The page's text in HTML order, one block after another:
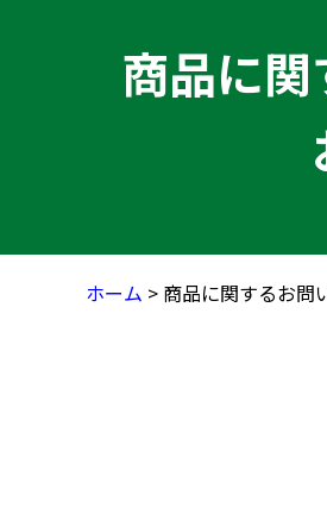
商品に関
ホーム > 商品に関するお問